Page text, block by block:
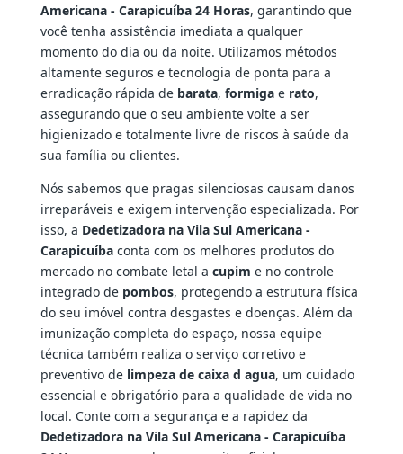
Americana - Carapicuíba 24 Horas, garantindo que
você tenha assistência imediata a qualquer
momento do dia ou da noite. Utilizamos métodos
altamente seguros e tecnologia de ponta para a
erradicação rápida de barata, formigae rato,
assegurando que o seu ambiente volte a ser
higienizado e totalmente livre de riscos à saúde da
sua família ou clientes.
Nós sabemos que pragas silenciosas causam danos
irreparáveis e exigem intervenção especializada. Por
isso, a Dedetizadora na Vila Sul Americana -
Carapicuíbaconta com os melhores produtos do
mercado no combate letal a cupim e no controle
integrado de pombos, protegendo a estrutura física
do seu imóvel contra desgastes e doenças. Além da
imunização completa do espaço, nossa equipe
técnica também realiza o serviço corretivo e
preventivo de limpeza de caixa d agua, um cuidado
essencial e obrigatório para a qualidade de vida no
local. Conte com a segurança e a rapidez da
Dedetizadora na Vila Sul Americana - Carapicuíba